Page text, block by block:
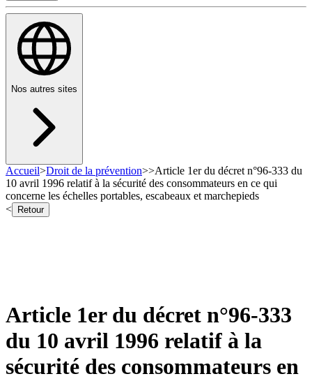
Nos autres sites
Accueil>Droit de la prévention>>Article 1er du décret n°96-333 du
10 avril 1996 relatif à la sécurité des consommateurs en ce qui
concerne les échelles portables, escabeaux et marchepieds
<
Retour
Article 1er du décret n°96-333
du 10 avril 1996 relatif à la
sécurité des consommateurs en